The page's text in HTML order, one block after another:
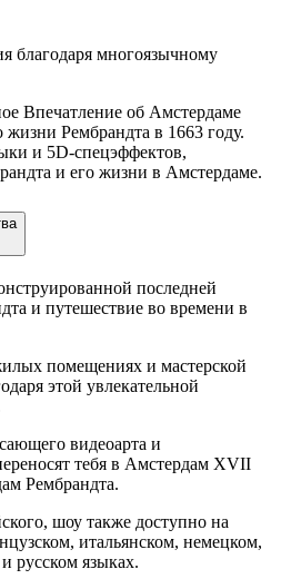
благодаря многоязычному
Впечатление об Амстердаме
жизни Рембрандта в 1663 году.
и 5D-спецэффектов,
и его жизни в Амстердаме.
последней
и путешествие во времени в
помещениях и мастерской
этой увлекательной
видеоарта и
тебя в Амстердам XVII
Рембрандта.
шоу также доступно на
итальянском, немецком,
русском языках.